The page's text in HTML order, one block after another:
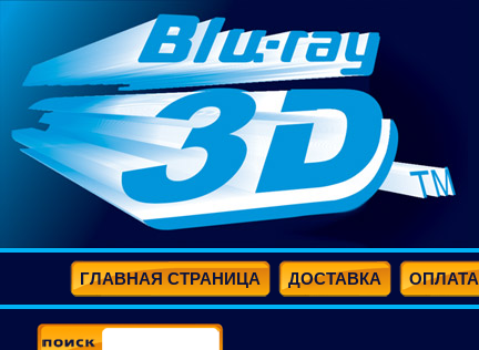
ГЛАВНАЯ СТРАНИЦА ДОСТАВКА ОПЛАТА